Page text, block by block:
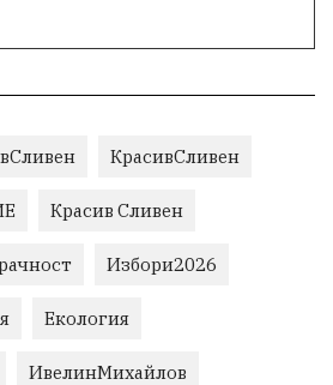
КрасивСливен
Красив Сливен
Избори2026
Екология
ИвелинМихайлов